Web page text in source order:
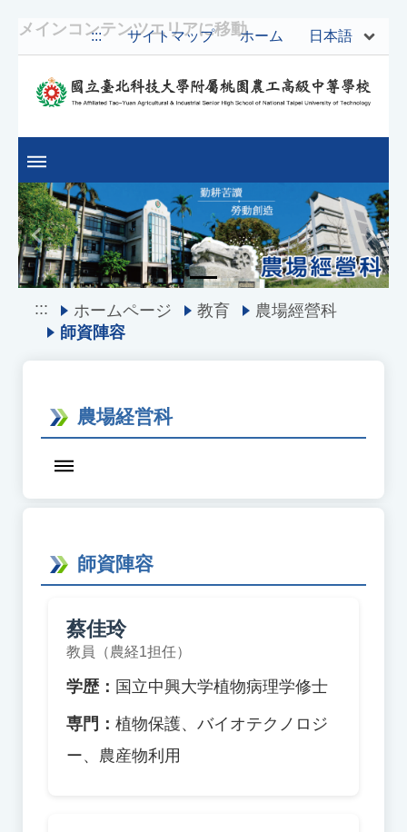
メインコンテンツエリアに移動
::: サイトマップ ホーム 日本語
Previous Next
::: ホームページ 教育
農場經營科
師資陣容
農場経営科
師資陣容
蔡佳玲
教員（農経1担任）
学歴： 国立中興大学植物病理学修士
専門： 植物保護、バイオテクノロジ
ー、農産物利用